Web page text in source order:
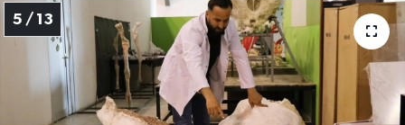
5 / 13